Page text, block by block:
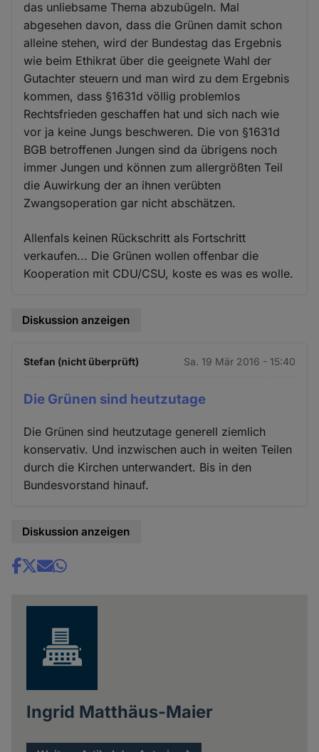
das unliebsame Thema abzubügeln. Mal
abgesehen davon, dass die Grünen damit schon
alleine stehen, wird der Bundestag das Ergebnis
wie beim Ethikrat über die geeignete Wahl der
Gutachter steuern und man wird zu dem Ergebnis
kommen, dass §1631d völlig problemlos
Rechtsfrieden geschaffen hat und sich nach wie
vor ja keine Jungs beschweren. Die von §1631d
BGB betroffenen Jungen sind da übrigens noch
immer Jungen und können zum allergrößten Teil
die Auwirkung der an ihnen verübten
Zwangsoperation gar nicht abschätzen.
Allenfals keinen Rückschritt als Fortschritt
verkaufen... Die Grünen wollen offenbar die
Kooperation mit CDU/CSU, koste es was es wolle.
Diskussion anzeigen
Stefan (nicht überprüft) Sa. 19 Mär 2016 - 15:40
Die Grünen sind heutzutage
Die Grünen sind heutzutage generell ziemlich
konservativ. Und inzwischen auch in weiten Teilen
durch die Kirchen unterwandert. Bis in den
Bundesvorstand hinauf.
Diskussion anzeigen
Share
Ingrid Matthäus-Maier